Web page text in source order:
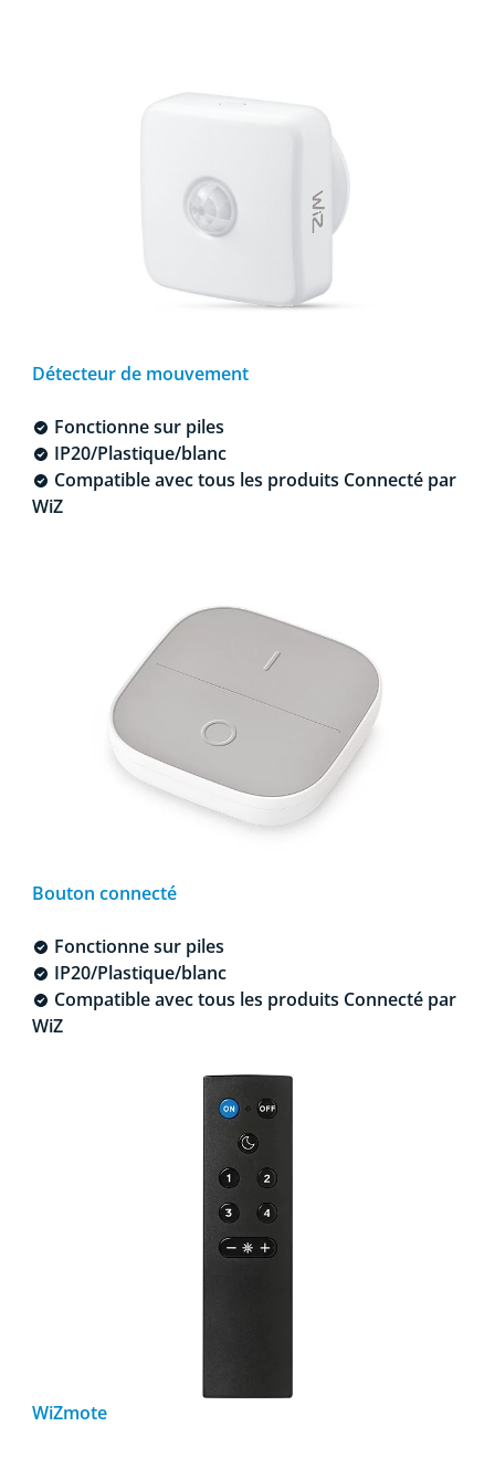
Détecteur de mouvement
Fonctionne sur piles
IP20/Plastique/blanc
Compatible avec tous les produits Connecté par
WiZ
Bouton connecté
Fonctionne sur piles
IP20/Plastique/blanc
Compatible avec tous les produits Connecté par
WiZ
WiZmote